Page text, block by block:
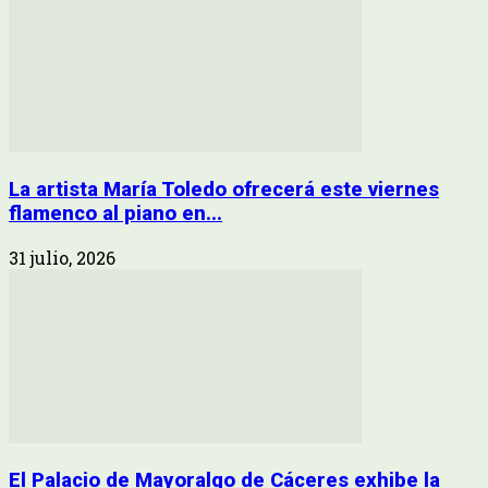
La artista María Toledo ofrecerá este viernes
flamenco al piano en...
31 julio, 2026
El Palacio de Mayoralgo de Cáceres exhibe la